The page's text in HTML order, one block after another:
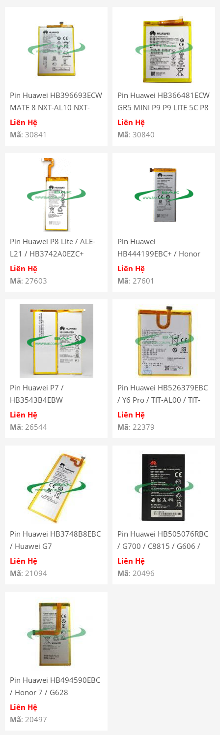
Pin Huawei HB396693ECW
MATE 8 NXT-AL10 NXT-
CL00 NXT-DL00
Liên Hệ
Mã: 30841
Pin Huawei HB366481ECW
GR5 MINI P9 P9 LITE 5C P8
LITE 2017 7S
Liên Hệ
Mã: 30840
Pin Huawei P8 Lite / ALE-
L21 / HB3742A0EZC+
Liên Hệ
Mã: 27603
Pin Huawei
HB444199EBC+ / Honor
4C / C8818 / CHM-UL00 /
CHM-CL00 / G PLAY MINI /
Liên Hệ
Mã: 27601
Pin Huawei P7 /
HB3543B4EBW
Liên Hệ
Mã: 26544
Pin Huawei HB526379EBC
/ Y6 Pro / TIT-AL00 / TIT-
U02 / Enjoy 5
Liên Hệ
Mã: 22379
Pin Huawei HB3748B8EBC
/ Huawei G7
Liên Hệ
Mã: 21094
Pin Huawei HB505076RBC
/ G700 / C8815 / G606 /
G710 / G716 / G610s /
Y600 / G610c / Y618
Liên Hệ
Mã: 20496
Pin Huawei HB494590EBC
/ Honor 7 / G628
Liên Hệ
Mã: 20497